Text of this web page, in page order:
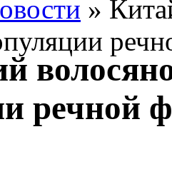
»
речной